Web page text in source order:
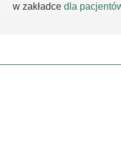
w zakładce dla